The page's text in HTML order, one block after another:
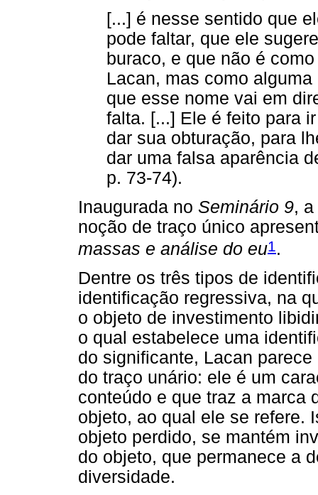
[...] é nesse sentido que
pode faltar, que ele
buraco, e que não é
Lacan, mas como
que esse nome vai em
falta. [...] Ele é feito para
dar sua obturação, para
dar uma falsa aparência
p. 73-74).
Inaugurada no Seminário 9,
noção de traço único
massas e análise do eu1 .
Dentre os três tipos de
identificação regressiva, na
o objeto de investimento
o qual estabelece uma
do significante, Lacan
do traço unário: ele é um
conteúdo e que traz a marca
objeto, ao qual ele se refere.
objeto perdido, se mantém
do objeto, que permanece a
diversidade.